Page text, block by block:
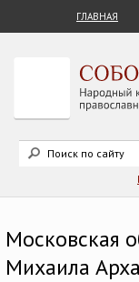
ГЛАВНАЯ
Московская
Михаила